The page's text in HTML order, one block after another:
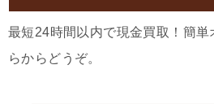
最短24時間以内で現金買取！簡単
らからどうぞ。